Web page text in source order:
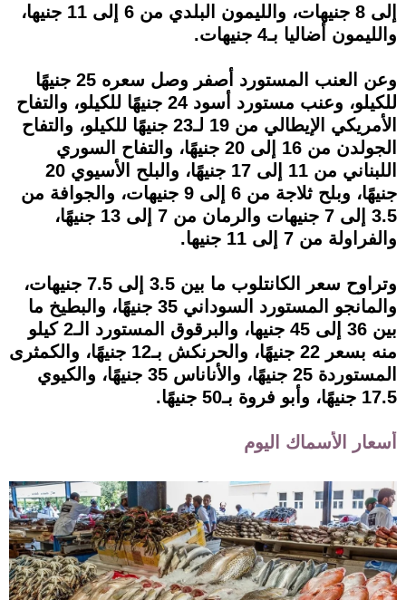
إلى 8 جنيهات، والليمون البلدي من 6 إلى 11 جنيها،
والليمون أضاليا بـ4 جنيهات.
وعن العنب المستورد أصفر وصل سعره 25 جنيهًا
للكيلو، وعنب مستورد أسود 24 جنيهًا للكيلو، والتفاح
الأمريكي الإيطالي من 19 لـ23 جنيهًا للكيلو، والتفاح
الجولدن من 16 إلى 20 جنيهًا، والتفاح السوري
اللبناني من 11 إلى 17 جنيهًا، والبلح الأسيوي 20
جنيهًا، وبلح ثلاجة من 6 إلى 9 جنيهات، والجوافة من
3.5 إلى 7 جنيهات والرمان من 7 إلى 13 جنيهًا،
والفراولة من 7 إلى 11 جنيها.
وتراوح سعر الكانتلوب ما بين 3.5 إلى 7.5 جنيهات،
والمانجو المستورد السوداني 35 جنيهًا، والبطيخ ما
بين 36 إلى 45 جنيها، والبرقوق المستورد الـ2 كيلو
منه بسعر 22 جنيهًا، والحرنكش بـ12 جنيهًا، والكمثرى
المستوردة 25 جنيهًا، والأناناس 35 جنيهًا، والكيوي
17.5 جنيهًا، وأبو فروة بـ50 جنيهًا.
أسعار الأسماك اليوم